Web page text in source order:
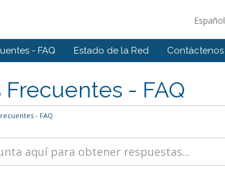
Español
- FAQ Estado de la Red Contáctenos
- FAQ
- FAQ